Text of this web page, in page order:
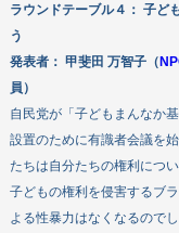
ラウンドテーブル４： 子ど
う
発表者： 甲斐田 万智子 （
員 ）
自民党が「子どもまんなか
設置のために有識者会議を
たちは自分たちの権利につ
子どもの権利を侵害するブ
よる性暴力はなくなるので